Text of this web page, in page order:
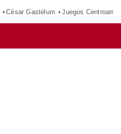
César Gastélum Juegos